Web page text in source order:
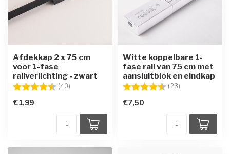
Afdekkap 2 x 75 cm
voor 1-fase
railverlichting - zwart
Beoordeling: (40)
€1,99
Witte koppelbare 1-
fase rail van 75 cm met
aansluitblok en eindkap
Beoordeling: (23)
€7,50